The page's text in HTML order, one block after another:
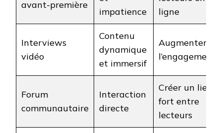
avant-première
impatience
ligne
Interviews
vidéo
Contenu
dynamique
et immersif
Augmenter
l’engagement
Forum
communautaire
Interaction
directe
Créer un lien
fort entre
lecteurs